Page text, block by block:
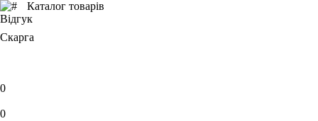
Каталог товарів
Відгук
Скарга
0
0